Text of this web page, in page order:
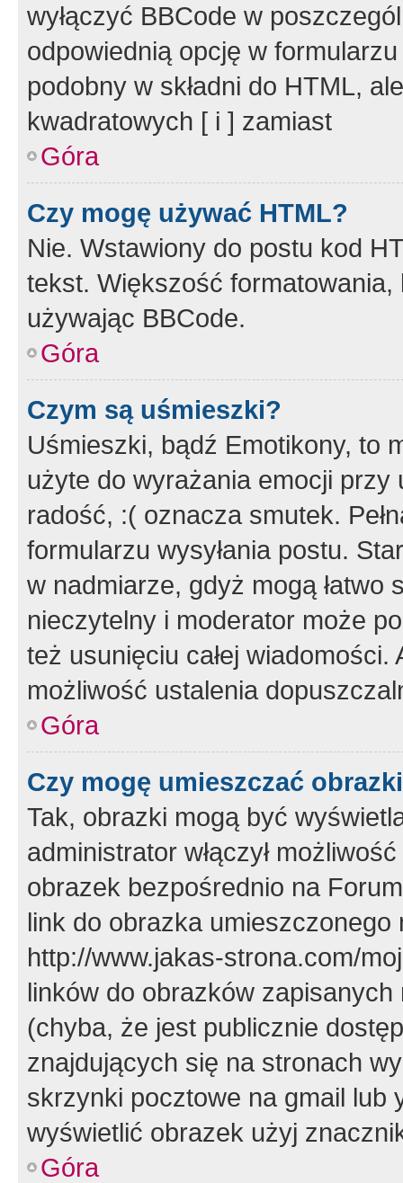
wyłączyć BBCode w
odpowiednią opcję w
podobny w składni do HTML,
kwadratowych [ i ] zamiast
Góra
Czy mogę używać HTML?
Nie. Wstawiony do postu kod
tekst. Większość
używając BBCode.
Góra
Czym są uśmieszki?
Uśmieszki, bądź Emotikony, to
użyte do wyrażania emocji
radość, :( oznacza smutek.
formularzu wysyłania postu.
w nadmiarze, gdyż mogą
nieczytelny i moderator może
też usunięciu całej
możliwość ustalenia
Góra
Czy mogę umieszczać
Tak, obrazki mogą być
administrator włączył
obrazek bezpośrednio na
link do obrazka
http://www.jakas-strona.com/
linków do obrazków
(chyba, że jest publicznie
znajdujących się na stronach
skrzynki pocztowe na gmail lub
wyświetlić obrazek użyj
Góra